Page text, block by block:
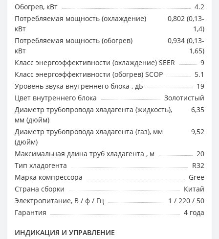
Обогрев, кВт
4.2
Потребляемая мощность (охлаждение)
кВт
0,802 (0,13-
1,4)
Потребляемая мощность (обогрев)
кВт
0,934 (0,13-
1,65)
Класс энергоэффективности (охлаждение) SEER
9
Класс энергоэффективности (обогрев) SCOP
5.1
Уровень звука внутреннего блока , дБ
19
Цвет внутреннего блока
Золотистый
Диаметр трубопровода хладагента (жидкость),
мм (дюйм)
6,35
Диаметр трубопровода хладагента (газ), мм
(дюйм)
9,52
Максимальная длина труб хладагента , м
20
Тип хладогента
R32
Марка компрессора
Gree
Страна сборки
Китай
Электропитание, В / ф / Гц
1 / 220 / 50
Гарантия
4 года
ИНДИКАЦИЯ И УПРАВЛЕНИЕ